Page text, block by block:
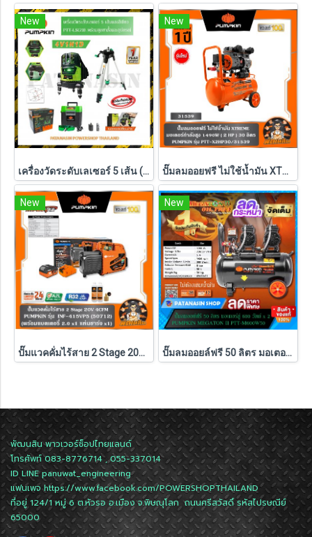
New
เครื่องวัดระดับเลเซอร์ 5 เส้น (พร้อมชุดขาตั้ง) PUMPKIN แสงสีเขียว รุ่น PTT-LSG5E (28267)
New
ปั๊มลมออยฟรี ไม่ใช้น้ำมัน XTREME 1490W ( 30L / 60L / 120L ) PUMPKIN รุ่น PTT-X2HP30/31539 , PTT-X4HP60/31554 , PTT-X6HP120/31555
New
ปั๊มแวคคั่มไร้สาย 2 Stage 20V 4CFM INF-415VP5 PUMPKIN (50712) แบตXT 5.0Ahx1 ก้อน ,ตัวเปล่า (50711)
New
ปั๊มลมออยล์ฟรี 50 ลิตร มอเตอร์คู่ 600W x 2 Pumpkin MEGATON II PTT-M600W50 (31543)
พัฒนสิน พาวเวอร์ช็อปไทยแลนด์
โทรศัพท์ 083-8776714 , 055-337014
ID LINEpanuwat_engineering
แฟนเพจhttps://www.facebook.com/POWERSHOPTHAILAND
ที่อยู่ 124/1 หมู่ 6 ต.หัวรอ อ.เมือง จ.พิษณุโลก ถนนศรีสวัสดิ์ รหัสไปรษณีย์
65000